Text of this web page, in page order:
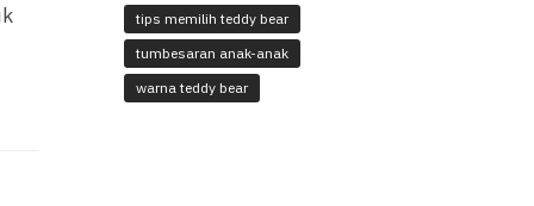
tips memilih teddy bear
tumbesaran anak-anak
warna teddy bear